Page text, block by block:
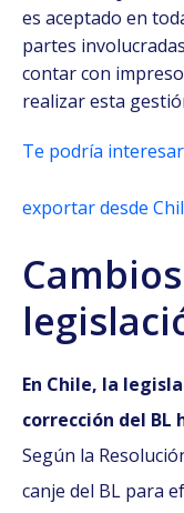
es aceptado en
partes
contar con
realizar esta
Te podría
exportar desde
En Chile, la
corrección del
Según la
canje del BL para